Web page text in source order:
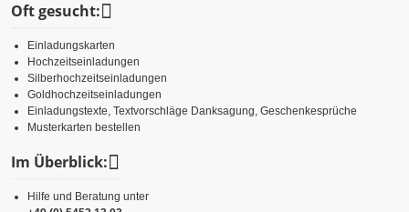
Oft gesucht:
Einladungskarten
Hochzeitseinladungen
Silberhochzeitseinladungen
Goldhochzeitseinladungen
Einladungstexte, Textvorschläge Danksagung, Geschenkesprüche
Musterkarten bestellen
Im Überblick:
Hilfe und Beratung unter